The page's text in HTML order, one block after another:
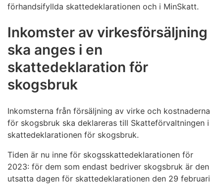
förhandsifyllda skattedeklarationen och i MinSkatt.
Inkomster av virkesförsäljning
ska anges i en
skattedeklaration för
skogsbruk
Inkomsterna från försäljning av virke och kostnaderna
för skogsbruk ska deklareras till Skatteförvaltningen i
skattedeklarationen för skogsbruk.
Tiden är nu inne för skogsskattedeklarationen för
2023: för dem som endast bedriver skogsbruk är den
utsatta dagen för skattedeklarationen den 29 februari